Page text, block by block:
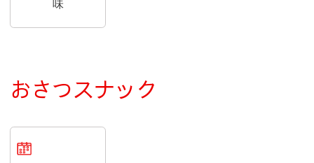
味
おさつスナック